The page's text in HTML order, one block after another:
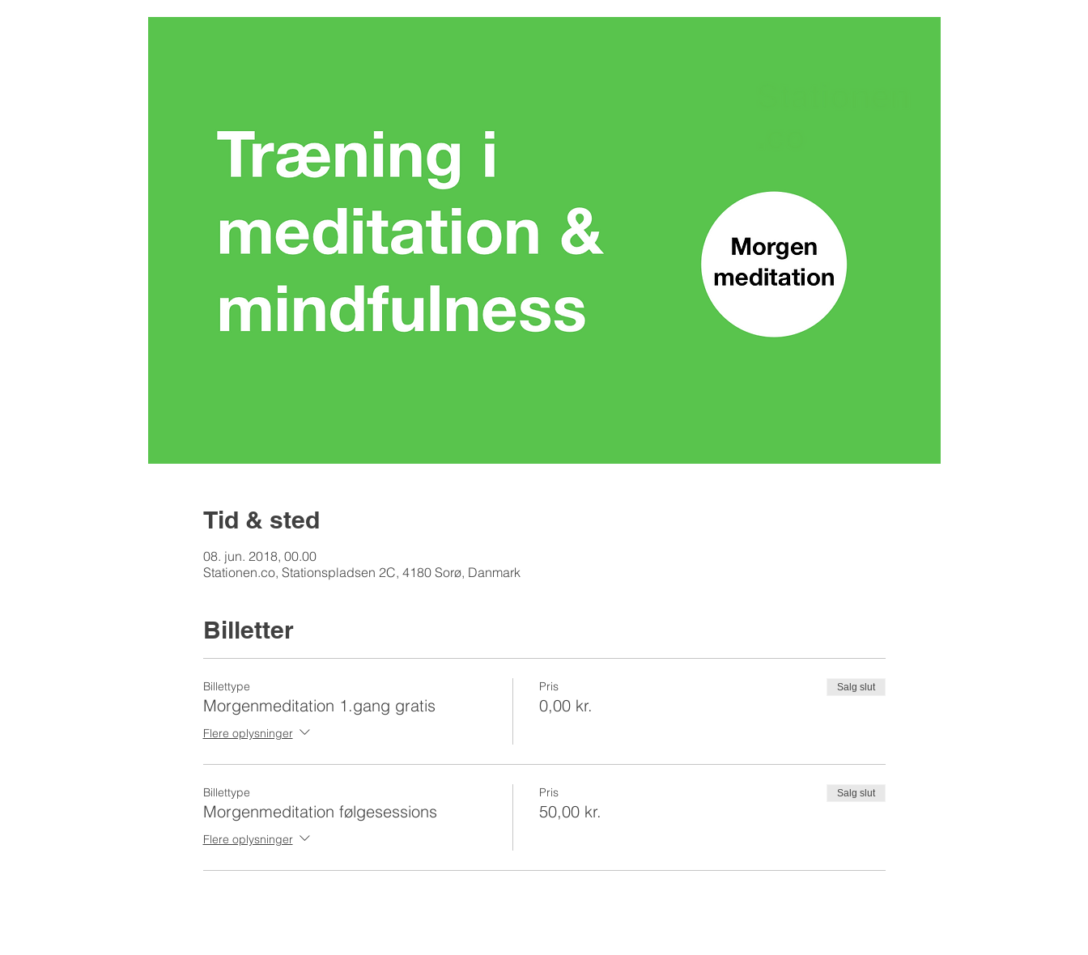
Tid & sted
08. jun. 2018, 00.00
Stationen.co, Stationspladsen 2C, 4180 Sorø, Danmark
Billetter
Billettype
Morgenmeditation 1.gang gratis
Flere oplysninger
Pris
0,00 kr.
Salg slut
Billettype
Morgenmeditation følgesessions
Flere oplysninger
Pris
50,00 kr.
Salg slut